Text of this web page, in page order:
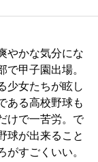
やかな気分にな
で甲子園出場。
少女たちが眩し
ある高校野球も
けで一苦労。で
球が出来ること
がすごくいい。